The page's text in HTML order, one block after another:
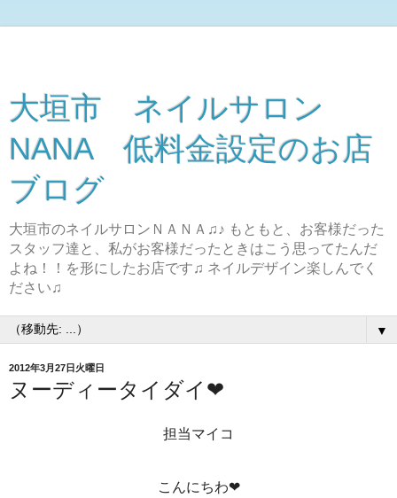
大垣市 ネイルサロン
NANA 低料金設定のお店
ブログ
大垣市のネイルサロンＮＡＮＡ♫♪ もともと、お客様だった
スタッフ達と、私がお客様だったときはこう思ってたんだ
よね！！を形にしたお店です♫ ネイルデザイン楽しんでく
ださい♫
▼
2012年3月27日火曜日
ヌーディータイダイ❤
担当マイコ
こんにちわ❤